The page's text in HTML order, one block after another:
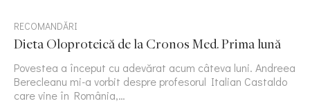
RECOMANDĂRI
Dieta Oloproteică de la Cronos Med. Prima lună
Povestea a început cu adevărat acum câteva luni. Andreea
Berecleanu mi-a vorbit despre profesorul Italian Castaldo
care vine în România,…